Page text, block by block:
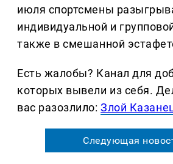
июля спортсмены
индивидуальной и
также в смешанной
Есть жалобы? Канал для
которых вывели из себя.
вас разозлило:Злой
Следующая